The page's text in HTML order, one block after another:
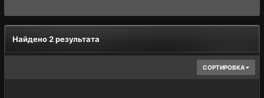
Найдено 2 результата
СОРТИРОВКА